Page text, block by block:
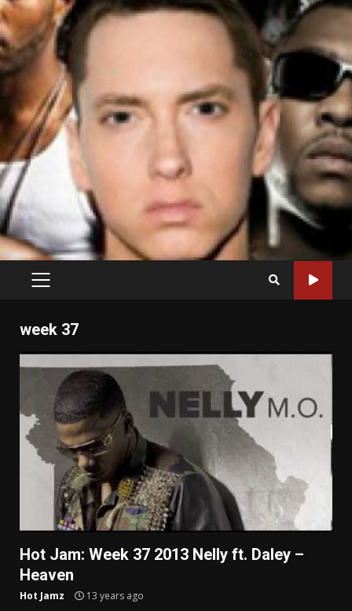
PRIMARY
week 37
Hot Jam: Week 37 2013 Nelly ft. Daley –
Heaven
Hot Jamz 13 years ago